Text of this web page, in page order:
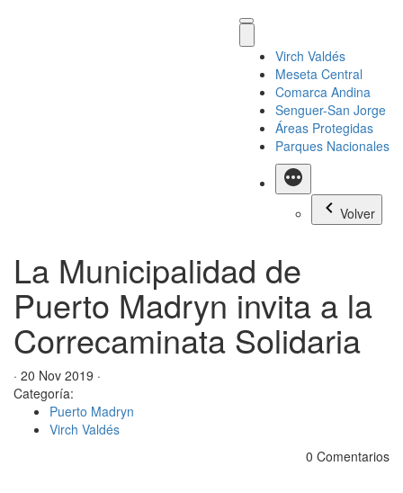
Virch Valdés
Meseta Central
Comarca Andina
Senguer-San Jorge
Áreas Protegidas
Parques Nacionales
Más
Volver
La Municipalidad de
Puerto Madryn invita a la
Correcaminata Solidaria
· 20 Nov 2019 ·
Categoría:
Puerto Madryn
Virch Valdés
0 Comentarios